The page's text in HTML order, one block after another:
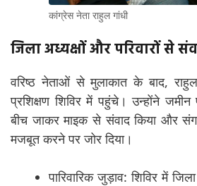
कांग्रेस नेता राहुल गांधी
जिला अध्यक्षों और परिवारों से
वरिष्ठ नेताओं से मुलाकात के बाद,
प्रशिक्षण शिविर में पहुंचे। उन्होंने
बीच जाकर माइक से संवाद किया और
मजबूत करने पर जोर दिया।
पारिवारिक जुड़ाव: शिविर में